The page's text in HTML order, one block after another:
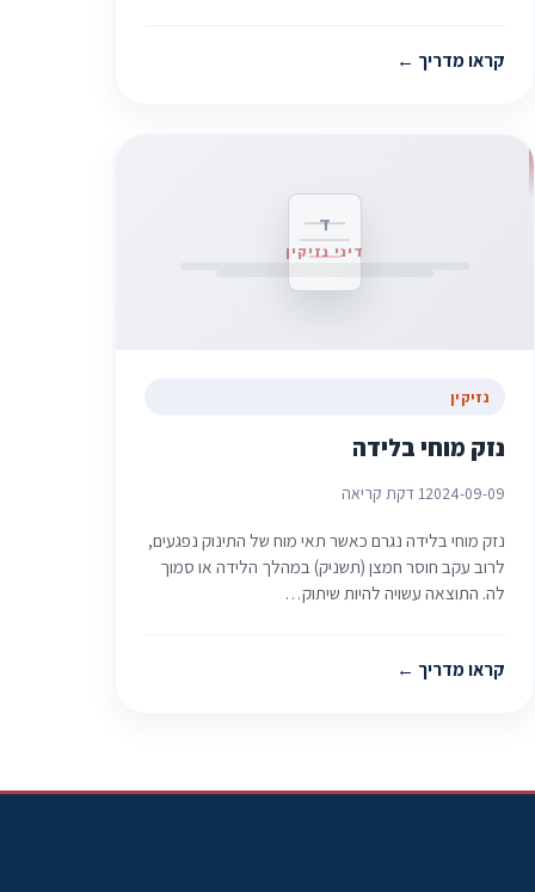
קראו מדריך
ד
דיני נזיקין
נזיקין
נזק מוחי בלידה
2024-09-091 דקת קריאה
נזק מוחי בלידה נגרם כאשר תאי מוח של התינוק נפגעים,
לרוב עקב חוסר חמצן (תשניק) במהלך הלידה או סמוך
לה. התוצאה עשויה להיות שיתוק…
קראו מדריך